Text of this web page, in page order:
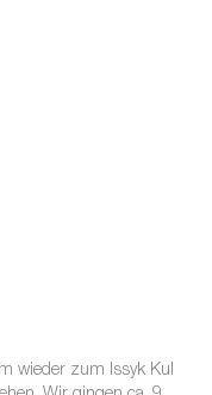
wieder zum Issyk Kul